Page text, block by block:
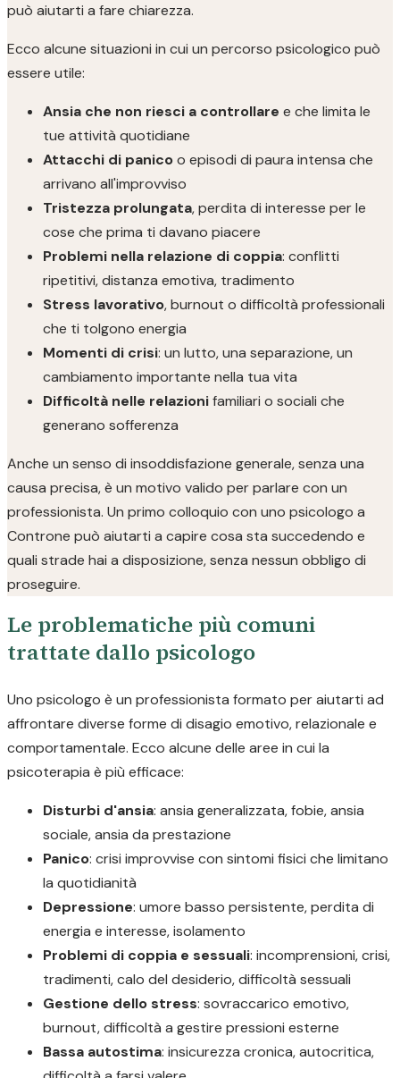
può aiutarti a fare chiarezza.
Ecco alcune situazioni in cui un percorso psicologico può
essere utile:
Ansia che non riesci a controllare e che limita le
tue attività quotidiane
Attacchi di panicoo episodi di paura intensa che
arrivano all'improvviso
Tristezza prolungata, perdita di interesse per le
cose che prima ti davano piacere
Problemi nella relazione di coppia: conflitti
ripetitivi, distanza emotiva, tradimento
Stress lavorativo, burnout o difficoltà professionali
che ti tolgono energia
Momenti di crisi: un lutto, una separazione, un
cambiamento importante nella tua vita
Difficoltà nelle relazionifamiliari o sociali che
generano sofferenza
Anche un senso di insoddisfazione generale, senza una
causa precisa, è un motivo valido per parlare con un
professionista. Un primo colloquio con uno psicologo a
Controne può aiutarti a capire cosa sta succedendo e
quali strade hai a disposizione, senza nessun obbligo di
proseguire.
Le problematiche più comuni
trattate dallo psicologo
Uno psicologo è un professionista formato per aiutarti ad
affrontare diverse forme di disagio emotivo, relazionale e
comportamentale. Ecco alcune delle aree in cui la
psicoterapia è più efficace:
Disturbi d'ansia: ansia generalizzata, fobie, ansia
sociale, ansia da prestazione
Panico: crisi improvvise con sintomi fisici che limitano
la quotidianità
Depressione: umore basso persistente, perdita di
energia e interesse, isolamento
Problemi di coppia e sessuali: incomprensioni, crisi,
tradimenti, calo del desiderio, difficoltà sessuali
Gestione dello stress: sovraccarico emotivo,
burnout, difficoltà a gestire pressioni esterne
Bassa autostima: insicurezza cronica, autocritica,